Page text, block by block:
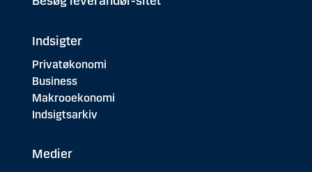
Indsigter
Privatøkonomi
Business
Makrooekonomi
Indsigtsarkiv
Medier